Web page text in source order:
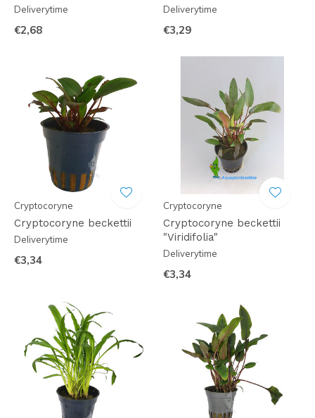
Deliverytime
€2,68
Deliverytime
€3,29
Cryptocoryne
Cryptocoryne beckettii
Deliverytime
€3,34
Cryptocoryne
Cryptocoryne beckettii
"Viridifolia"
Deliverytime
€3,34